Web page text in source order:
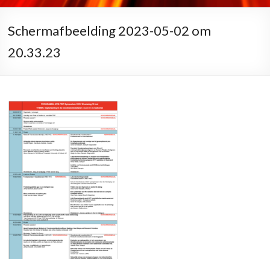
Schermafbeelding 2023-05-02 om
20.33.23